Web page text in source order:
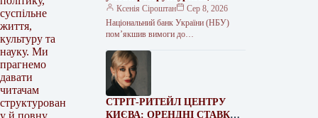
суспільне
життя,
культуру та
науку. Ми
прагнемо
давати
читачам
структурован
кредитів
Ксенія Сіроштан
Сер 8, 2026
Національний банк України (НБУ)
пом’якшив вимоги до
та врахування аграрної продукції як
застави. Регулятор дозволив банкам…
СТРІТ-РИТЕЙЛ ЦЕНТРУ
КИЄВА: ОРЕНДНІ СТАВКИ